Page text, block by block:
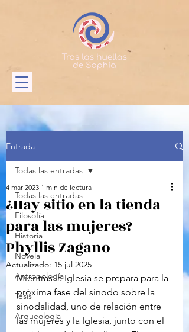
Entrada
Todas las entradas
Filosofía
Historia
Novela
Antropología
Tesis
Arqueología
Todas las entradas
¿Hay sitio en la tienda
para las mujeres?
Phyllis Zagano
4 mar 2023 1 min de lectura
Actualizado: 15 jul 2025
Mientras la Iglesia se prepara para la
próxima fase del sínodo sobre la
sinodalidad, uno de relación entre
las mujeres y la Iglesia, junto con el